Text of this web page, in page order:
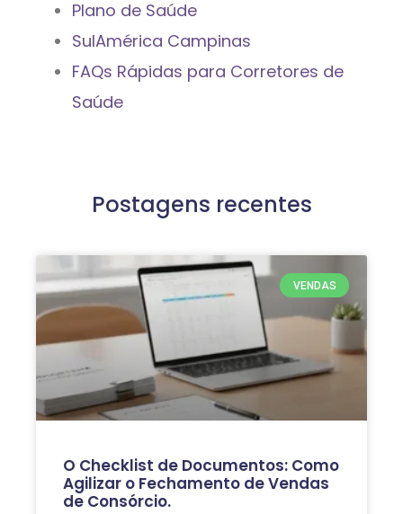
Plano de Saúde
SulAmérica Campinas
FAQs Rápidas para Corretores de
Saúde
Postagens recentes
VENDAS
O Checklist de Documentos: Como
Agilizar o Fechamento de Vendas
de Consórcio.